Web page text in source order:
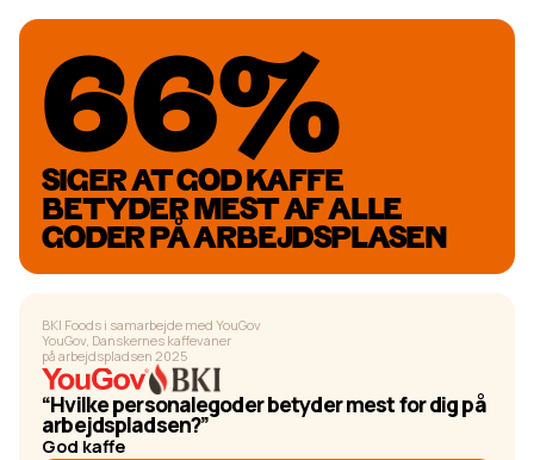
66%
SIGER AT GOD KAFFE
BETYDER MEST AF ALLE
GODER PÅ ARBEJDSPLASEN
BKI Foods i samarbejde med YouGov
YouGov, Danskernes kaffevaner
på arbejdspladsen 2025
“Hvilke personalegoder betyder mest for dig på
arbejdspladsen?”
God kaffe